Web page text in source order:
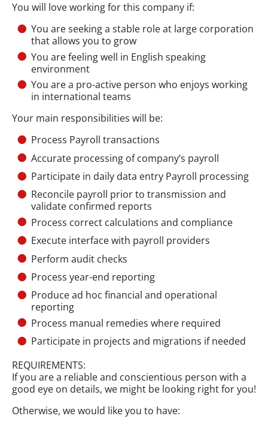
You will love working for this company if:
You are seeking a stable role at large corporation
that allows you to grow
You are feeling well in English speaking
environment
You are a pro-active person who enjoys working
in international teams
Your main responsibilities will be:
Process Payroll transactions
Accurate processing of company’s payroll
Participate in daily data entry Payroll processing
Reconcile payroll prior to transmission and
validate confirmed reports
Process correct calculations and compliance
Execute interface with payroll providers
Perform audit checks
Process year-end reporting
Produce ad hoc financial and operational
reporting
Process manual remedies where required
Participate in projects and migrations if needed
REQUIREMENTS:
If you are a reliable and conscientious person with a
good eye on details, we might be looking right for you!
Otherwise, we would like you to have: